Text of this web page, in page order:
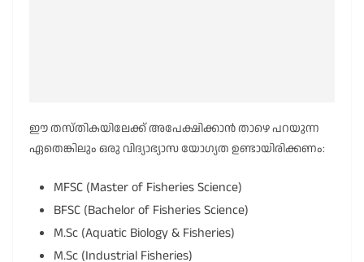
ഈ തസ്തികയിലേക്ക് അപേക്ഷിക്കാൻ താഴെ പറയുന്ന
ഏതെങ്കിലും ഒരു വിദ്യാഭ്യാസ യോഗ്യത ഉണ്ടായിരിക്കണം:
MFSC (Master of Fisheries Science)
BFSC (Bachelor of Fisheries Science)
M.Sc (Aquatic Biology & Fisheries)
M.Sc (Industrial Fisheries)